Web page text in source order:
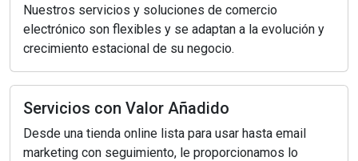
Nuestros servicios y soluciones de comercio
electrónico son flexibles y se adaptan a la evolución y
crecimiento estacional de su negocio.
Servicios con Valor Añadido
Desde una tienda online lista para usar hasta email
marketing con seguimiento, le proporcionamos lo